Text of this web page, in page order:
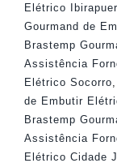
Elétrico
Gourmand de
Brastemp
Assistência
Elétrico Socorro
de Embutir
Brastemp
Assistência
Elétrico Cidade